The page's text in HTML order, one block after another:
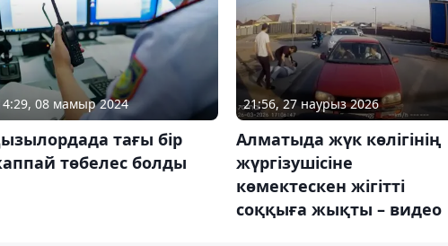
08 мамыр 2024
тағы бір
төбелес болды
21:56, 27 наурыз 2026
Алматыда жүк көлігінің
жүргізушісіне
көмектескен жігітті
соққыға жықты – видео